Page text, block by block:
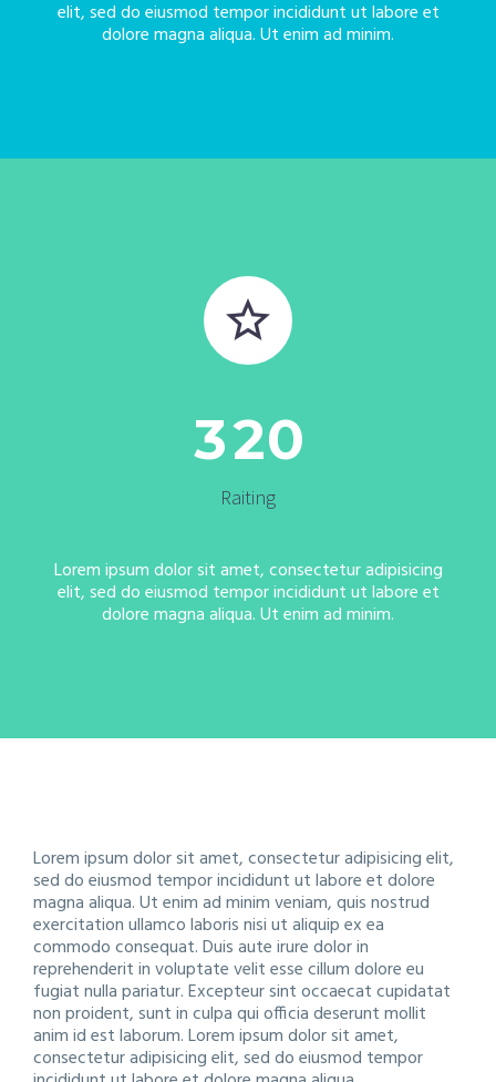
elit, sed do eiusmod tempor incididunt ut labore et
dolore magna aliqua. Ut enim ad minim.


320
Raiting
Lorem ipsum dolor sit amet, consectetur adipisicing
elit, sed do eiusmod tempor incididunt ut labore et
dolore magna aliqua. Ut enim ad minim.
Lorem ipsum dolor sit amet, consectetur adipisicing elit,
sed do eiusmod tempor incididunt ut labore et dolore
magna aliqua. Ut enim ad minim veniam, quis nostrud
exercitation ullamco laboris nisi ut aliquip ex ea
commodo consequat. Duis aute irure dolor in
reprehenderit in voluptate velit esse cillum dolore eu
fugiat nulla pariatur. Excepteur sint occaecat cupidatat
non proident, sunt in culpa qui officia deserunt mollit
anim id est laborum. Lorem ipsum dolor sit amet,
consectetur adipisicing elit, sed do eiusmod tempor